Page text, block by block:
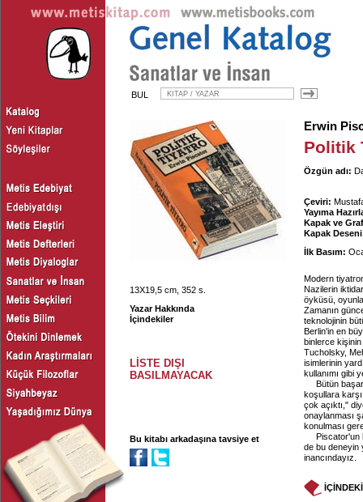
BUL
13X19,5 cm, 352 s.
Yazar Hakkında
İçindekiler
LİSTE DIŞI
BASILMAYACAK
Bu kitabı arkadaşına tavsiye et
Erwin
Politik
Özgün adı:
Çeviri:
Yayıma
Kapak ve
Kapak
İlk Basım:
Modern
Nazilerin
öyküsü,
Zamanın
teknolojinin
Berlin'in en
binlerce
Tucholsky,
isimlerinin
kullanımı gibi
Bütün
koşullara
çok açıktı,"
onaylanması
konulması
Piscator'un
de bu deneyin
inancındayız.